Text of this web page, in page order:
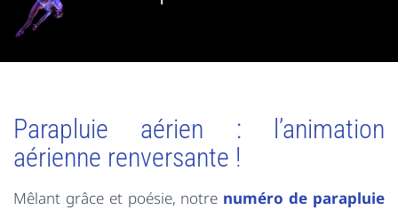
Parapluie aérien : l’animation
aérienne renversante !
Mêlant grâce et poésie, notre numéro de parapluie